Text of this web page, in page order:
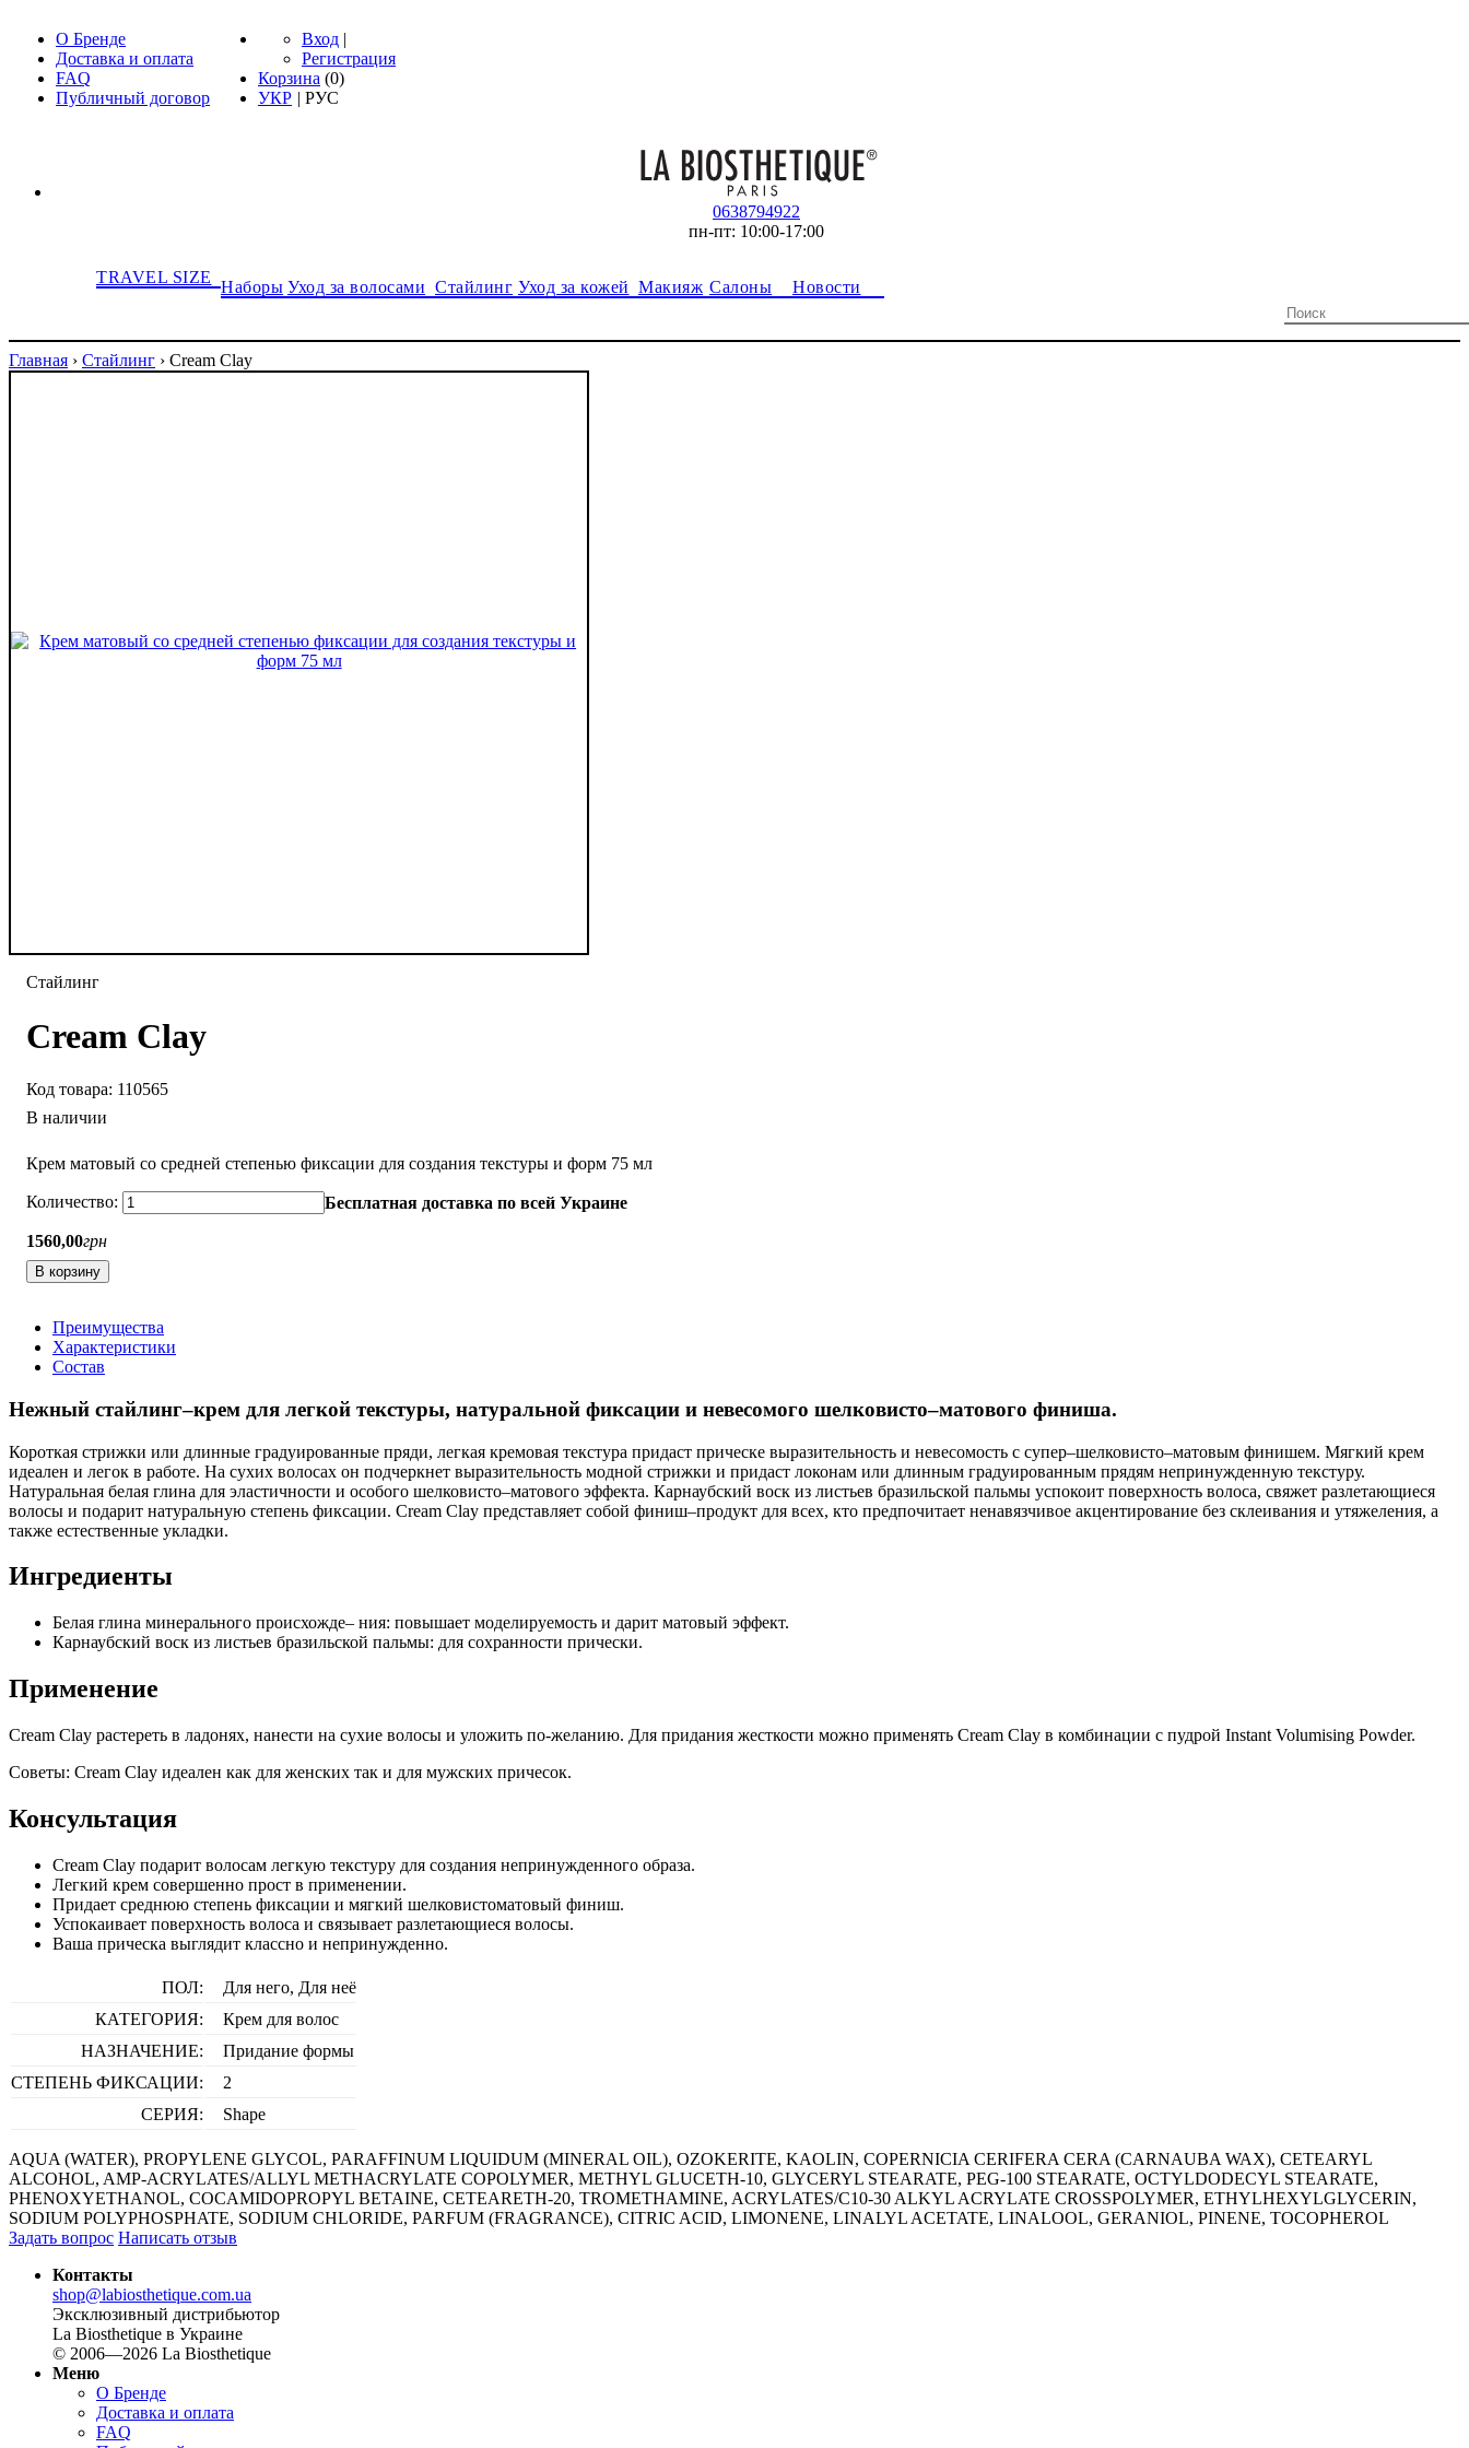
О Бренде
Доставка и оплата
FAQ
Публичный договор
Вход |
Регистрация
Корзина (0)
УКР | РУС
0638794922
пн-пт: 10:00-17:00
TRAVEL SIZE
Наборы Уход за волосами Стайлинг Уход за кожей Макияж Салоны Новости
Главная › Стайлинг › Cream Clay
Стайлинг
Cream Clay
110565
В наличии
Крем матовый со средней степенью фиксации для создания текстуры и форм 75 мл
Бесплатная доставка по всей Украине
1560,00грн
В корзину
Преимущества
Характеристики
Состав
Нежный стайлинг–крем для легкой текстуры, натуральной фиксации и невесомого шелковисто–матового финиша.
Короткая стрижки или длинные градуированные пряди, легкая кремовая текстура придаст прическе выразительность и невесомость с супер–шелковисто–матовым финишем. Мягкий крем
идеален и легок в работе. На сухих волосах он подчеркнет выразительность модной стрижки и придаст локонам или длинным градуированным прядям непринужденную текстуру.
Натуральная белая глина для эластичности и особого шелковисто–матового эффекта. Карнаубский воск из листьев бразильской пальмы успокоит поверхность волоса, свяжет разлетающиеся
волосы и подарит натуральную степень фиксации. Cream Clay представляет собой финиш–продукт для всех, кто предпочитает ненавязчивое акцентирование без склеивания и утяжеления, а
также естественные укладки.
Ингредиенты
Белая глина минерального происхожде– ния: повышает моделируемость и дарит матовый эффект.
Карнаубский воск из листьев бразильской пальмы: для сохранности прически.
Применение
Cream Clay растереть в ладонях, нанести на сухие волосы и уложить по-желанию. Для придания жесткости можно применять Cream Clay в комбинации с пудрой Instant Volumising Powder.
Советы: Cream Clay идеален как для женских так и для мужских причесок.
Консультация
Cream Clay подарит волосам легкую текстуру для создания непринужденного образа.
Легкий крем совершенно прост в применении.
Придает среднюю степень фиксации и мягкий шелковистоматовый финиш.
Успокаивает поверхность волоса и связывает разлетающиеся волосы.
Ваша прическа выглядит классно и непринужденно.
ПОЛ:
Для него, Для неё
КАТЕГОРИЯ:
Крем для волос
НАЗНАЧЕНИЕ:
Придание формы
СТЕПЕНЬ ФИКСАЦИИ:
2
СЕРИЯ:
Shape
AQUA (WATER), PROPYLENE GLYCOL, PARAFFINUM LIQUIDUM (MINERAL OIL), OZOKERITE, KAOLIN, COPERNICIA CERIFERA CERA (CARNAUBA WAX), CETEARYL
ALCOHOL, AMP-ACRYLATES/ALLYL METHACRYLATE COPOLYMER, METHYL GLUCETH-10, GLYCERYL STEARATE, PEG-100 STEARATE, OCTYLDODECYL STEARATE,
PHENOXYETHANOL, COCAMIDOPROPYL BETAINE, CETEARETH-20, TROMETHAMINE, ACRYLATES/C10-30 ALKYL ACRYLATE CROSSPOLYMER, ETHYLHEXYLGLYCERIN,
SODIUM POLYPHOSPHATE, SODIUM CHLORIDE, PARFUM (FRAGRANCE), CITRIC ACID, LIMONENE, LINALYL ACETATE, LINALOOL, GERANIOL, PINENE, TOCOPHEROL
Задать вопрос Написать отзыв
Контакты
shop@labiosthetique.com.ua
Эксклюзивный дистрибьютор
La Biosthetique в Украине
© 2006—2026 La Biosthetique
Меню
О Бренде
Доставка и оплата
FAQ